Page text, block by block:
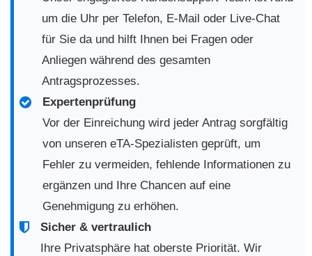
um die Uhr per Telefon, E-Mail oder Live-Chat
für Sie da und hilft Ihnen bei Fragen oder
Anliegen während des gesamten
Antragsprozesses.
Expertenprüfung
Vor der Einreichung wird jeder Antrag sorgfältig
von unseren eTA-Spezialisten geprüft, um
Fehler zu vermeiden, fehlende Informationen zu
ergänzen und Ihre Chancen auf eine
Genehmigung zu erhöhen.
Sicher & vertraulich
Ihre Privatsphäre hat oberste Priorität. Wir